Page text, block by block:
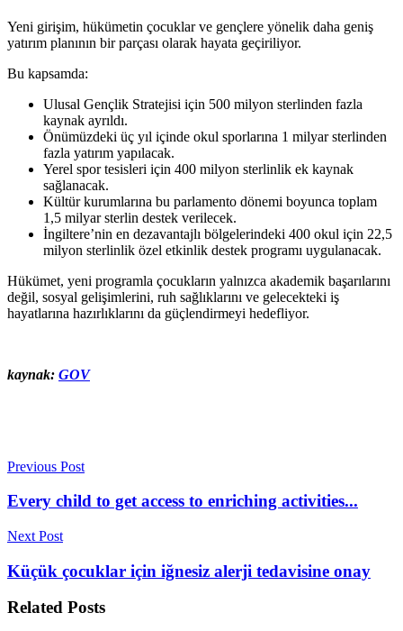
Yeni girişim, hükümetin çocuklar ve gençlere yönelik daha geniş
yatırım planının bir parçası olarak hayata geçiriliyor.
Bu kapsamda:
Ulusal Gençlik Stratejisi için 500 milyon sterlinden fazla
kaynak ayrıldı.
Önümüzdeki üç yıl içinde okul sporlarına 1 milyar sterlinden
fazla yatırım yapılacak.
Yerel spor tesisleri için 400 milyon sterlinlik ek kaynak
sağlanacak.
Kültür kurumlarına bu parlamento dönemi boyunca toplam
1,5 milyar sterlin destek verilecek.
İngiltere’nin en dezavantajlı bölgelerindeki 400 okul için 22,5
milyon sterlinlik özel etkinlik destek programı uygulanacak.
Hükümet, yeni programla çocukların yalnızca akademik başarılarını
değil, sosyal gelişimlerini, ruh sağlıklarını ve gelecekteki iş
hayatlarına hazırlıklarını da güçlendirmeyi hedefliyor.
kaynak: GOV
Previous Post
Every child to get access to enriching activities...
Next Post
Küçük çocuklar için iğnesiz alerji tedavisine onay
Related Posts